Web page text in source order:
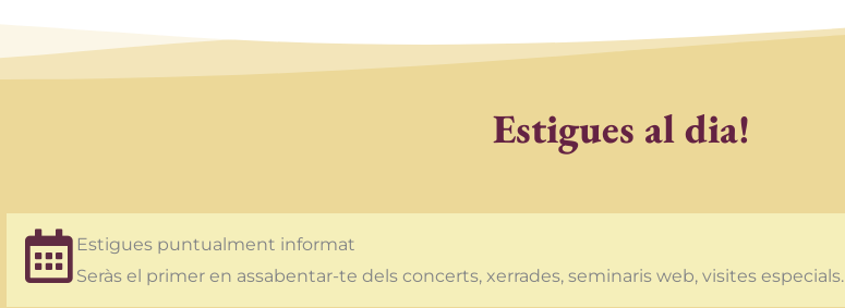
Estigues al dia!
Estigues puntualment informat
Seràs el primer en assabentar-te dels concerts, xerrades, seminaris web, visites especials.